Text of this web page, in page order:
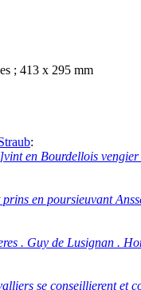
; 413 x 295 mm
:
en Bourdellois
en poursieuvant
. Guy de Lusignan .
se conseillierent et